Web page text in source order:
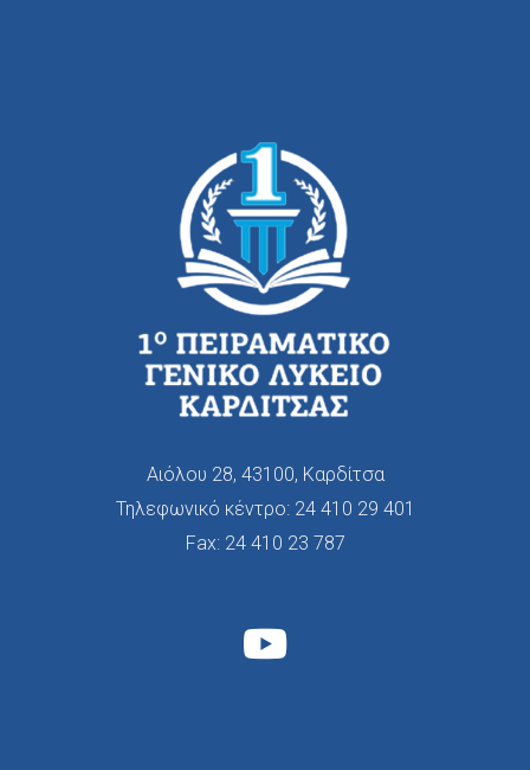
Αιόλου 28, 43100, Καρδίτσα
Τηλεφωνικό κέντρο: 24 410 29 401
Fax: 24 410 23 787